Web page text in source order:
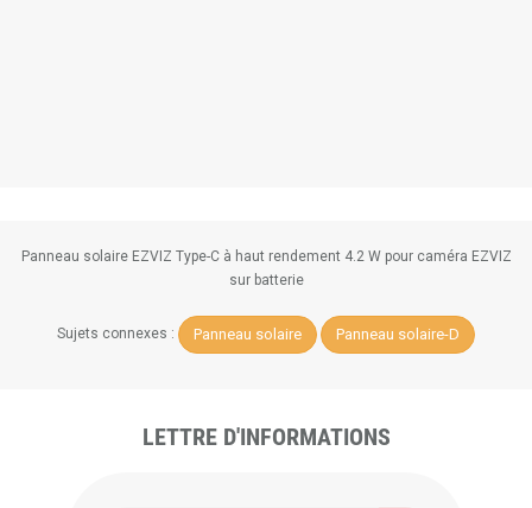
Panneau solaire EZVIZ Type-C à haut rendement 4.2 W pour caméra EZVIZ
sur batterie
Sujets connexes : Panneau solaire Panneau solaire-D
LETTRE D'INFORMATIONS